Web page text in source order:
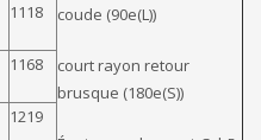
coude (90e(L))
court rayon retour
brusque (180e(S))
1118
1168
1219